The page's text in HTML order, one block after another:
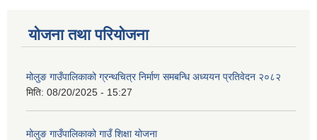
योजना तथा परियोजना
मोलुङ गाउँपालिकाको ग्रन्थचित्र निर्माण समबन्धि अध्ययन प्रतिवेदन २०८२
मिति: 08/20/2025 - 15:27
मोलुङ गाउँपालिकाको गाउँ शिक्षा योजना